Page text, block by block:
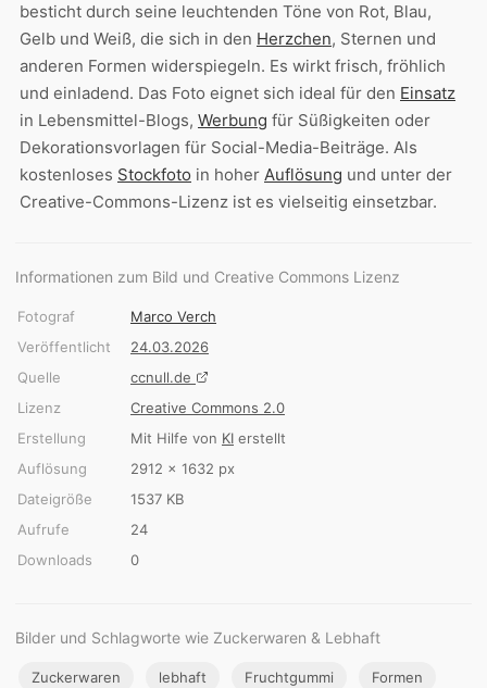
besticht durch seine leuchtenden Töne von Rot, Blau,
Gelb und Weiß, die sich in den Herzchen, Sternen und
anderen Formen widerspiegeln. Es wirkt frisch, fröhlich
und einladend. Das Foto eignet sich ideal für den Einsatz
in Lebensmittel-Blogs, Werbung für Süßigkeiten oder
Dekorationsvorlagen für Social-Media-Beiträge. Als
kostenloses Stockfoto in hoher Auflösung und unter der
Creative-Commons-Lizenz ist es vielseitig einsetzbar.
Informationen zum Bild und Creative Commons Lizenz
Fotograf
Marco Verch
Veröffentlicht
24.03.2026
Quelle
ccnull.de
Lizenz
Creative Commons 2.0
Erstellung
Mit Hilfe von KI erstellt
Auflösung
2912 × 1632 px
Dateigröße
1537 KB
Aufrufe
24
Downloads
0
Bilder und Schlagworte wie Zuckerwaren & Lebhaft
Zuckerwaren lebhaft Fruchtgummi Formen